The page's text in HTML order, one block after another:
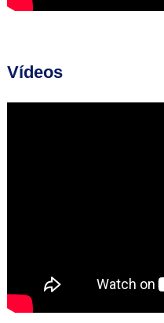
Vídeos